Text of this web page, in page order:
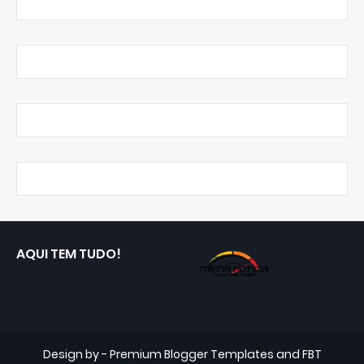
AQUI TEM TUDO!
Design by - Premium Blogger Templates and FBT